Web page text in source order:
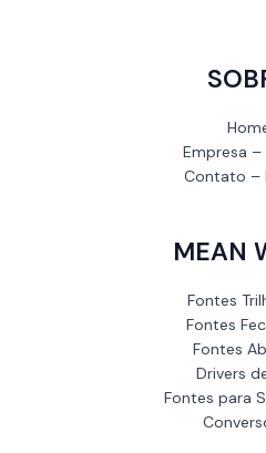
Empresa –
Contato –
MEAN
Fontes
Fontes
Fontes
Drivers
Fontes para